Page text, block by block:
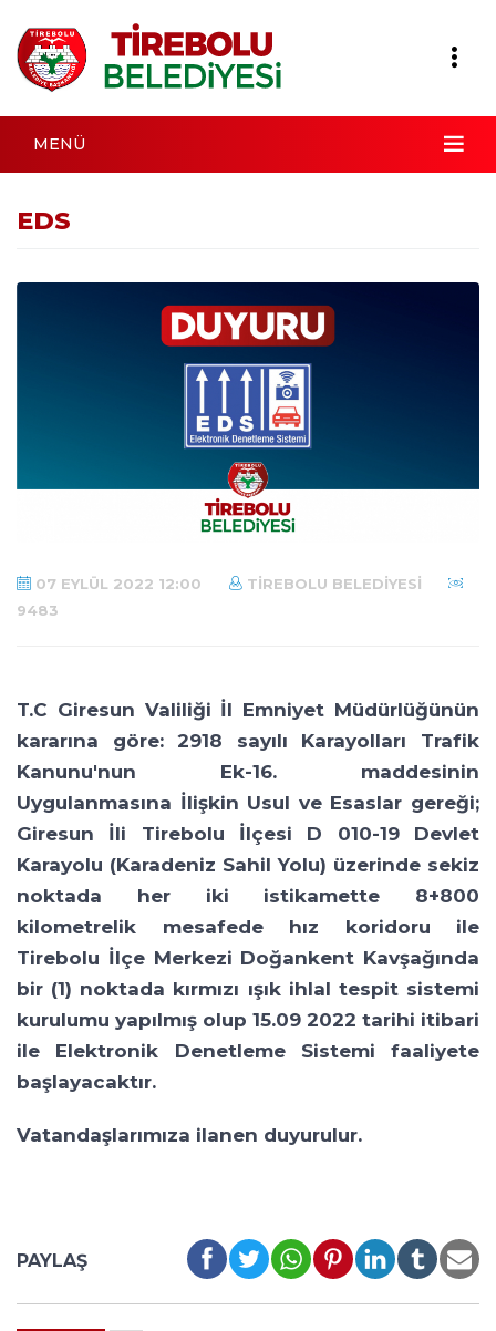
MENÜ
EDS
07 EYLÜL 2022 12:00
TIREBOLU BELEDIYESI
9483
T.C Giresun Valiliği İl Emniyet Müdürlüğünün
kararına göre: 2918 sayılı Karayolları Trafik
Kanunu'nun Ek-16. maddesinin
Uygulanmasına İlişkin Usul ve Esaslar gereği;
Giresun İli Tirebolu İlçesi D 010-19 Devlet
Karayolu (Karadeniz Sahil Yolu) üzerinde sekiz
noktada her iki istikamette 8+800
kilometrelik mesafede hız koridoru ile
Tirebolu İlçe Merkezi Doğankent Kavşağında
bir (1) noktada kırmızı ışık ihlal tespit sistemi
kurulumu yapılmış olup 15.09 2022 tarihi itibari
ile Elektronik Denetleme Sistemi faaliyete
başlayacaktır.
Vatandaşlarımıza ilanen duyurulur.
PAYLAŞ